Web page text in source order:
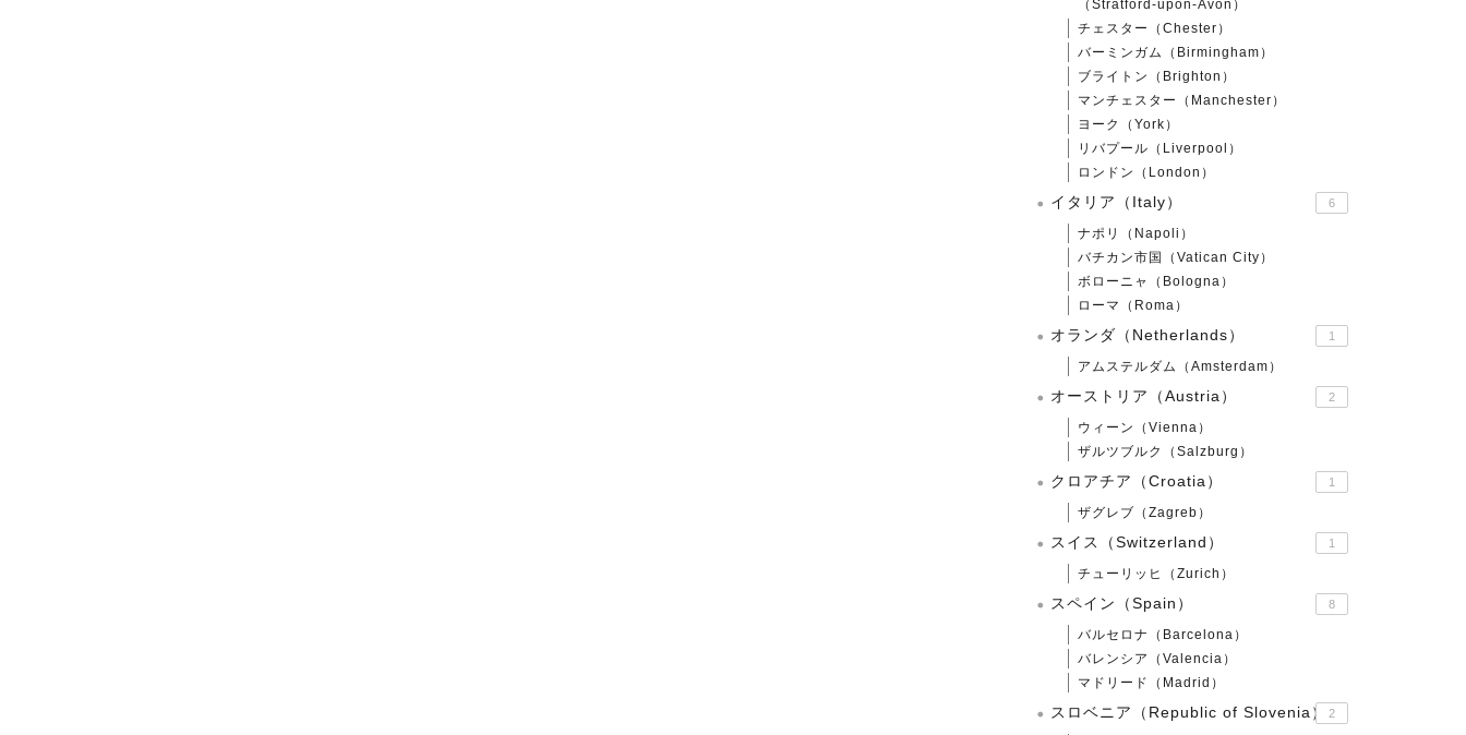
（Stratford-upon-Avon）
チェスター（Chester）
バーミンガム（Birmingham）
ブライトン（Brighton）
マンチェスター（Manchester）
ヨーク（York）
リバプール（Liverpool）
ロンドン（London）
イタリア（Italy） 6
ナポリ（Napoli）
バチカン市国（Vatican City）
ボローニャ（Bologna）
ローマ（Roma）
オランダ（Netherlands） 1
アムステルダム（Amsterdam）
オーストリア（Austria） 2
ウィーン（Vienna）
ザルツブルク（Salzburg）
クロアチア（Croatia） 1
ザグレブ（Zagreb）
スイス（Switzerland） 1
チューリッヒ（Zurich）
スペイン（Spain） 8
バルセロナ（Barcelona）
バレンシア（Valencia）
マドリード（Madrid）
スロベニア（Republic of Slovenia） 2